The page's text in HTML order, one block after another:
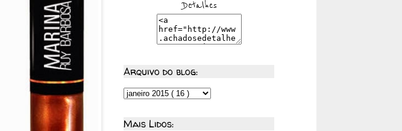
Arquivo do blog:
Mais Lidos: